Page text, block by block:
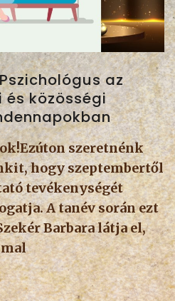
az
közösségi
szeretnénk
hogy szeptembertől
tevékenységét
A tanév során ezt
Barbara látja el,